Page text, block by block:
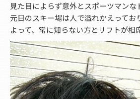
見た目によらず意外とスポーツマンな
元日のスキー場は人で溢れかえってお
よって、常に知らない方とリフトが相